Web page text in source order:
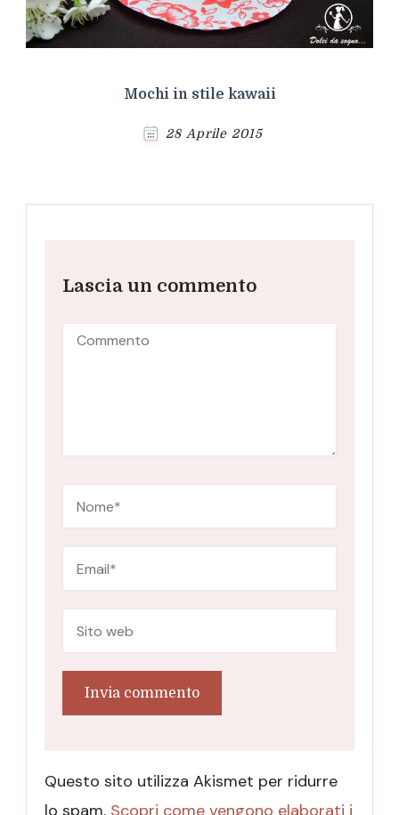
Mochi in stile kawaii
28 Aprile 2015
Lascia un commento
Questo sito utilizza Akismet per ridurre